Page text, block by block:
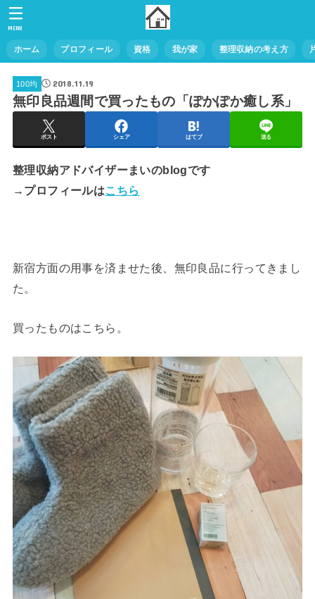
ホーム プロフィール 資格 我が家 整理収納の考え方
MENU
100均 2018.11.19
無印良品週間で買ったもの「ぽかぽか癒し系」
ポスト シェア はてブ 送る
整理収納アドバイザーまいのblogです
→プロフィールはこちら
新宿方面の用事を済ませた後、無印良品に行ってきまし
た。
買ったものはこちら。